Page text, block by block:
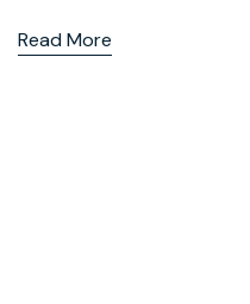
Read More